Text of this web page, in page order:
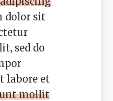
dolor sit
sed do
labore et
mollit